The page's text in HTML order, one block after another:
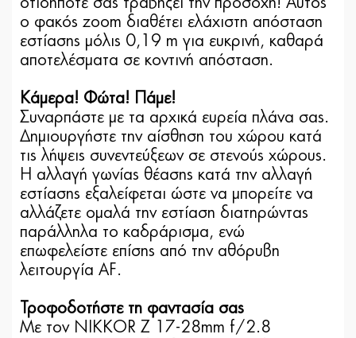
οτιδήποτε σας τραβήξει την προσοχή! Αυτός
ο φακός zoom διαθέτει ελάχιστη απόσταση
εστίασης μόλις 0,19 m για ευκρινή, καθαρά
αποτελέσματα σε κοντινή απόσταση.
Κάμερα! Φώτα! Πάμε!
Συναρπάστε με τα αρχικά ευρεία πλάνα σας.
Δημιουργήστε την αίσθηση του χώρου κατά
τις λήψεις συνεντεύξεων σε στενούς χώρους.
Η αλλαγή γωνίας θέασης κατά την αλλαγή
εστίασης εξαλείφεται ώστε να μπορείτε να
αλλάζετε ομαλά την εστίαση διατηρώντας
παράλληλα το καδράρισμα, ενώ
επωφελείστε επίσης από την αθόρυβη
λειτουργία AF.
Τροφοδοτήστε τη φαντασία σας
Με τον NIKKOR Z 17-28mm f/2.8